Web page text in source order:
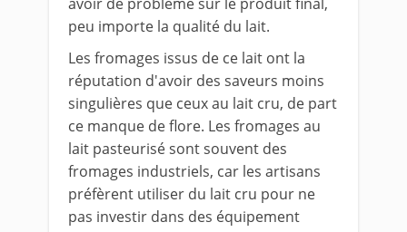
peu importe la qualité du lait.
Les fromages issus de ce lait ont la
réputation d'avoir des saveurs moins
singulières que ceux au lait cru, de part
ce manque de flore. Les fromages au
lait pasteurisé sont souvent des
fromages industriels, car les artisans
préfèrent utiliser du lait cru pour ne
pas investir dans des équipement